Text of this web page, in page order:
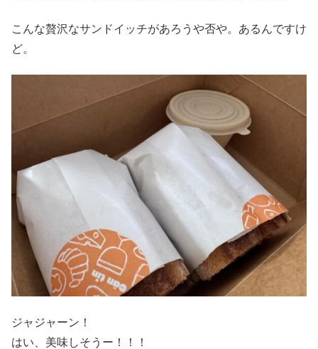
こんな贅沢なサンドイッチがあろうや否や。あるんですけ
ど。
ジャジャーン！
はい、美味しそうー！！！